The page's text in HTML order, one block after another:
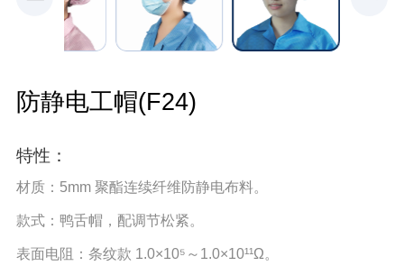
防静电工帽(F24)
特性：
材质：5mm 聚酯连续纤维防静电布料。
款式：鸭舌帽，配调节松紧。
表面电阻：条纹款 1.0×10⁵～1.0×10¹¹Ω。